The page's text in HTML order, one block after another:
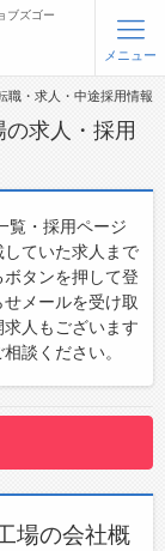
グイン
ブズゴー
メニュー
・求人・中途採用情報
求人・採用
・採用ページ
ていた求人まで
タンを押して登
メールを受け取
人もございます
談ください。
場の会社概